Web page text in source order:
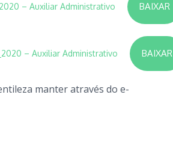
– Auxiliar Administrativo BAIXAR
– Auxiliar Administrativo BAIXAR
manter através do e-